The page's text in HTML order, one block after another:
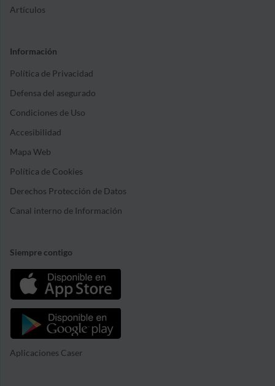
Artículos
Información
Política de Privacidad
Defensa del asegurado
Condiciones de Uso
Accesibilidad
Mapa Web
Política de Cookies
Derechos Protección de Datos
Canal interno de Información
Siempre contigo
Aplicaciones Caser